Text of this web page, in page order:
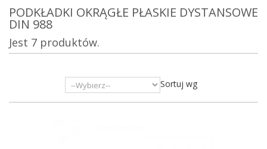
PODKŁADKI OKRĄGŁE PŁASKIE DYSTANSOWE
DIN 988
Jest 7 produktów.
Sortuj wg